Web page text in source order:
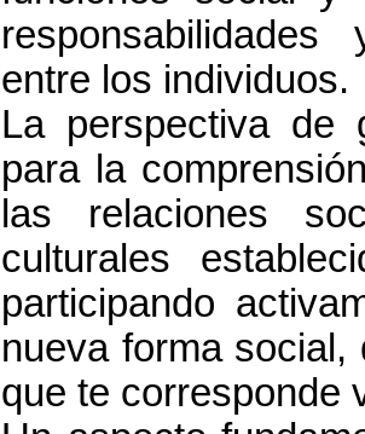
entre los individuos.
La perspectiva de
para la
las relaciones
culturales
participando
nueva forma
que te corresponde